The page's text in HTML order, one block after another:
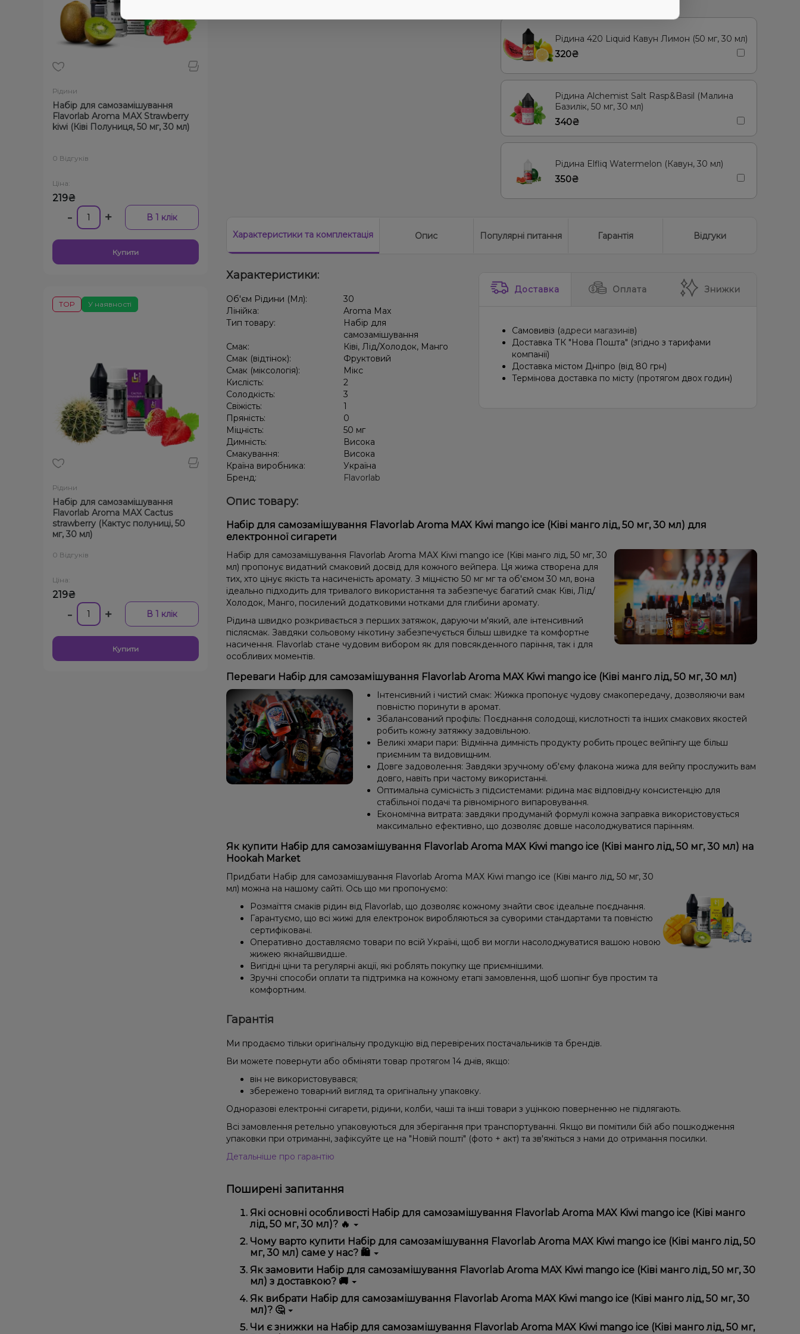
Рідини
Набір для самозамішування
Flavorlab Aroma MAX Strawberry
kiwi (Ківі Полуниця, 50 мг, 30 мл)
0 Відгуків
Ціна:
219₴
- + В 1 клік
Купити
У наявності
TOP
Рідини
Набір для самозамішування
Flavorlab Aroma MAX Cactus
strawberry (Кактус полуниці, 50
мг, 30 мл)
0 Відгуків
Ціна:
219₴
- + В 1 клік
Купити
Рідина 420 Liquid Кавун Лимон (50 мг, 30 мл)
320₴
Рідина Alchemist Salt Rasp&Basil (Малина
Базилік, 50 мг, 30 мл)
340₴
Рідина Elfliq Watermelon (Кавун, 30 мл)
350₴
Характеристикита комплектація Опис Популярні питання Гарантія Відгуки
Характеристики:
Об'єм Рідини (Мл):
30
Лінійка:
Aroma Max
Тип товару:
Набір для
самозамішування
Смак:
Ківі, Лід/Холодок, Манго
Смак (відтінок):
Фруктовий
Смак (міксологія):
Мікс
Кислість:
2
Солодкість:
3
Свіжість:
1
Пряність:
0
Міцність:
50 мг
Димність:
Висока
Смакування:
Висока
Країна виробника:
Україна
Бренд:
Flavorlab
Доставка Оплата Знижки
Самовивіз (адреси магазинів)
Доставка ТК "Нова Пошта" (згідно з тарифами
компанії)
Доставка містом Дніпро (від 80 грн)
Термінова доставка по місту (протягом двох годин)
Опис товару:
Набір для самозамішування Flavorlab Aroma MAX Kiwi mango ice (Ківі манго лід, 50 мг, 30 мл) для
електронної сигарети
Набір для самозамішування Flavorlab Aroma MAX Kiwi mango ice (Ківі манго лід, 50 мг, 30
мл) пропонує видатний смаковий досвід для кожного вейпера. Ця жижа створена для
тих, хто цінує якість та насиченість аромату. З міцністю 50 мг мг та об'ємом 30 мл, вона
ідеально підходить для тривалого використання та забезпечує багатий смак Ківі, Лід/
Холодок, Манго, посилений додатковими нотками для глибини аромату.
Рідина швидко розкривається з перших затяжок, даруючи м'який, але інтенсивний
післясмак. Завдяки сольовому нікотину забезпечується більш швидке та комфортне
насичення. Flavorlab стане чудовим вибором як для повсякденного паріння, так і для
особливих моментів.
Переваги Набір для самозамішування Flavorlab Aroma MAX Kiwi mango ice (Ківі манго лід, 50 мг, 30 мл)
Інтенсивний і чистий смак: Жижка пропонує чудову смакопередачу, дозволяючи вам
повністю поринути в аромат.
Збалансований профіль: Поєднання солодощі, кислотності та інших смакових якостей
робить кожну затяжку задовільною.
Великі хмари пари: Відмінна димність продукту робить процес вейпінгу ще більш
приємним та видовищним.
Довге задоволення: Завдяки зручному об'єму флакона жижа для вейпу прослужить вам
довго, навіть при частому використанні.
Оптимальна сумісність з підсистемами: рідина має відповідну консистенцію для
стабільної подачі та рівномірного випаровування.
Економічна витрата: завдяки продуманій формулі кожна заправка використовується
максимально ефективно, що дозволяє довше насолоджуватися парінням.
Як купити Набір для самозамішування Flavorlab Aroma MAX Kiwi mango ice (Ківі манго лід, 50 мг, 30 мл) на
Hookah Market
Придбати Набір для самозамішування Flavorlab Aroma MAX Kiwi mango ice (Ківі манго лід, 50 мг, 30
мл) можна на нашому сайті. Ось що ми пропонуємо:
Розмаїття смаків рідин від Flavorlab, що дозволяє кожному знайти своє ідеальне поєднання.
Гарантуємо, що всі жижі для електронок виробляються за суворими стандартами та повністю
сертифіковані.
Оперативно доставляємо товари по всій Україні, щоб ви могли насолоджуватися вашою новою
жижею якнайшвидше.
Вигідні ціни та регулярні акції, які роблять покупку ще приємнішими.
Зручні способи оплати та підтримка на кожному етапі замовлення, щоб шопінг був простим та
комфортним.
Гарантія
Ми продаємо тільки оригінальну продукцію від перевірених постачальників та брендів.
Ви можете повернути або обміняти товар протягом 14 днів, якщо:
він не використовувався;
збережено товарний вигляд та оригінальну упаковку.
Одноразові електронні сигарети, рідини, колби, чаші та інші товари з уцінкою поверненню не підлягають.
Всі замовлення ретельно упаковуються для зберігання при транспортуванні. Якщо ви помітили бій або пошкодження
упаковки при отриманні, зафіксуйте це на "Новій пошті" (фото + акт) та зв'яжіться з нами до отримання посилки.
Детальніше про гарантію
Поширені запитання
Які основні особливості Набір для самозамішування Flavorlab Aroma MAX Kiwi mango ice (Ківі манго
лід, 50 мг, 30 мл)? 🔥
Набір для самозамішування Flavorlab Aroma MAX Kiwi mango ice (Ківі манго лід, 50 мг, 30 мл) відрізняється високою
якістю, зручністю використання та надійністю.
Чому варто купити Набір для самозамішування Flavorlab Aroma MAX Kiwi mango ice (Ківі манго лід, 50
мг, 30 мл) саме у нас? 🛍️
Ми пропонуємо тільки оригінальну продукцію, широкий асортимент, вигідні ціни та швидку доставку. Крім того, у нас
регулярні акції та знижки для клієнтів!
Як замовити Набір для самозамішування Flavorlab Aroma MAX Kiwi mango ice (Ківі манго лід, 50 мг, 30
мл) з доставкою? 🚚
Оформити замовлення можна в кілька кліків:
Додайте Набір для самозамішування Flavorlab Aroma MAX Kiwi mango ice (Ківі манго лід, 50 мг, 30 мл) до
кошика.
Як вибрати Набір для самозамішування Flavorlab Aroma MAX Kiwi mango ice (Ківі манго лід, 50 мг, 30
мл)? 🤔
Вибір залежить від ваших уподобань – наприклад, якщо це кальян, враховуйте розмір, матеріал та тип чаші, якщо
Чи є знижки на Набір для самозамішування Flavorlab Aroma MAX Kiwi mango ice (Ківі манго лід, 50 мг,